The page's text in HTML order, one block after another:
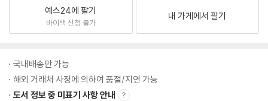
예스24에 팔기
바이백 신청 불가
내 가게에서 팔기
국내배송만 가능
해외 거래처 사정에 의하여 품절/지연 가능
도서 정보 중 미표기 사항 안내